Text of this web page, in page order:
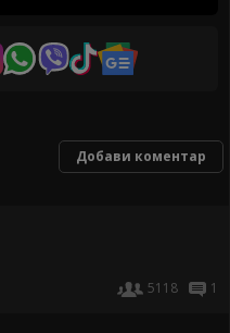
Добави коментар
5118
1